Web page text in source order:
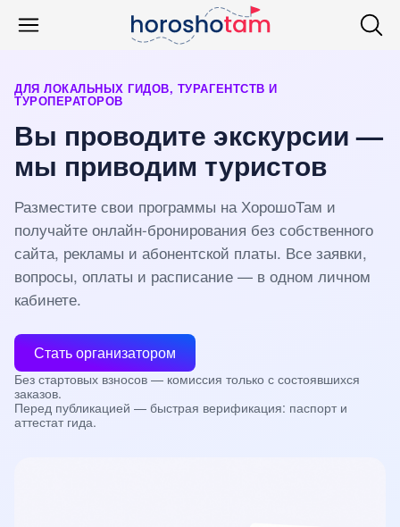
ДЛЯ ЛОКАЛЬНЫХ ГИДОВ, ТУРАГЕНТСТВ И
ТУРОПЕРАТОРОВ
Вы проводите экскурсии —
мы приводим туристов
Разместите свои программы на ХорошоТам и
получайте онлайн-бронирования без собственного
сайта, рекламы и абонентской платы. Все заявки,
вопросы, оплаты и расписание — в одном личном
кабинете.
Стать организатором
Без стартовых взносов — комиссия только с состоявшихся
заказов.
Перед публикацией — быстрая верификация: паспорт и
аттестат гида.